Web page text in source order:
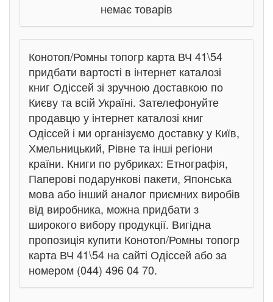
немає товарів
Конотоп/Ромны топогр карта ВЧ 41\54
придбати вартості в інтернет каталозі
книг Одіссей зі зручною доставкою по
Києву та всій Україні. Зателефонуйте
продавцю у інтернет каталозі книг
Одіссей і ми організуємо доставку у Київ,
Хмельницький, Рівне та інші регіони
країни. Книги по рубриках: Етнографія,
Паперові подарункові пакети, Японська
мова або інший аналог приємних виробів
від виробника, можна придбати з
широкого вибору продукції. Вигідна
пропозиція купити Конотоп/Ромны топогр
карта ВЧ 41\54 на сайті Одіссей або за
номером (044) 496 04 70.